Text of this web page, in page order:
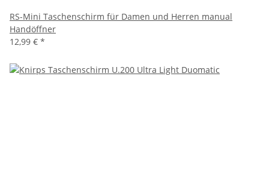
RS-Mini Taschenschirm für Damen und Herren manual
Handöffner
12,99 € *